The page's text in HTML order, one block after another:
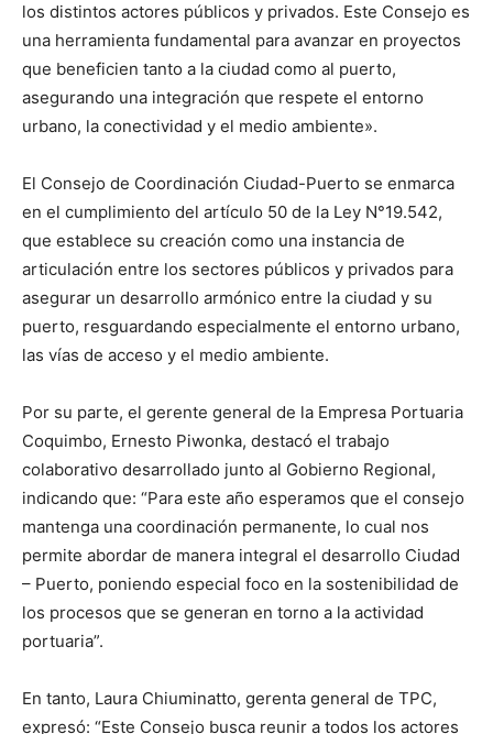
los distintos actores públicos y privados. Este Consejo es
una herramienta fundamental para avanzar en proyectos
que beneficien tanto a la ciudad como al puerto,
asegurando una integración que respete el entorno
urbano, la conectividad y el medio ambiente».
El Consejo de Coordinación Ciudad-Puerto se enmarca
en el cumplimiento del artículo 50 de la Ley N°19.542,
que establece su creación como una instancia de
articulación entre los sectores públicos y privados para
asegurar un desarrollo armónico entre la ciudad y su
puerto, resguardando especialmente el entorno urbano,
las vías de acceso y el medio ambiente.
Por su parte, el gerente general de la Empresa Portuaria
Coquimbo, Ernesto Piwonka, destacó el trabajo
colaborativo desarrollado junto al Gobierno Regional,
indicando que: “Para este año esperamos que el consejo
mantenga una coordinación permanente, lo cual nos
permite abordar de manera integral el desarrollo Ciudad
– Puerto, poniendo especial foco en la sostenibilidad de
los procesos que se generan en torno a la actividad
portuaria”.
En tanto, Laura Chiuminatto, gerenta general de TPC,
expresó: “Este Consejo busca reunir a todos los actores